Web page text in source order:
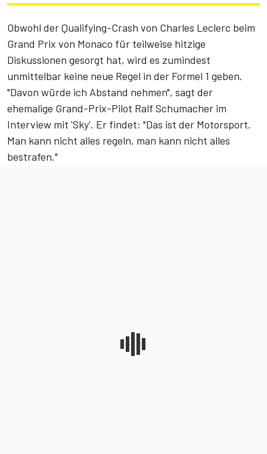
Obwohl der Qualifying-Crash von Charles Leclerc beim
Grand Prix von Monaco für teilweise hitzige
Diskussionen gesorgt hat, wird es zumindest
unmittelbar keine neue Regel in der Formel 1 geben.
"Davon würde ich Abstand nehmen", sagt der
ehemalige Grand-Prix-Pilot Ralf Schumacher im
Interview mit 'Sky'. Er findet: "Das ist der Motorsport.
Man kann nicht alles regeln, man kann nicht alles
bestrafen."